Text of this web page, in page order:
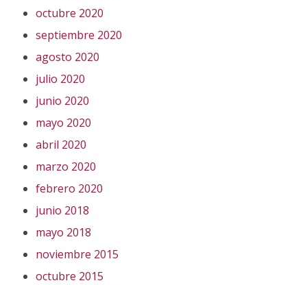
octubre 2020
septiembre 2020
agosto 2020
julio 2020
junio 2020
mayo 2020
abril 2020
marzo 2020
febrero 2020
junio 2018
mayo 2018
noviembre 2015
octubre 2015